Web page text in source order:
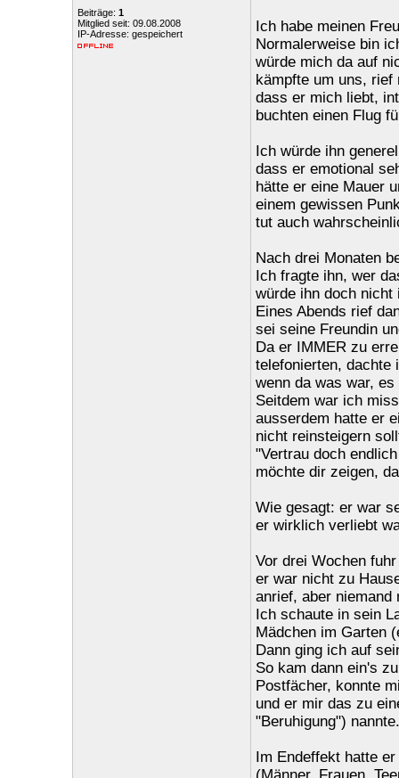
Beiträge: 1
Mitglied seit: 09.08.2008
IP-Adresse: gespeichert
Ich habe meinen
Normalerweise bin
würde mich da auf
kämpfte um uns,
dass er mich liebt,
buchten einen Flug
Ich würde ihn
dass er emotional
hätte er eine Mauer
einem gewissen
tut auch
Nach drei Monaten
Ich fragte ihn, wer
würde ihn doch
Eines Abends rief
sei seine Freundin
Da er IMMER zu
telefonierten, dachte
wenn da was war,
Seitdem war ich
ausserdem hatte er
nicht reinsteigern
"Vertrau doch
möchte dir zeigen,
Wie gesagt: er war
er wirklich verliebt
Vor drei Wochen
er war nicht zu
anrief, aber niemand
Ich schaute in sein
Mädchen im Garten
Dann ging ich auf
So kam dann ein's
Postfächer, konnte
und er mir das zu
"Beruhigung") nannte.
Im Endeffekt hatte